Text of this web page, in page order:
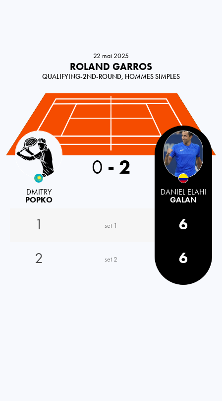
22 mai 2025
ROLAND GARROS
QUALIFYING-2ND-ROUND, HOMMES SIMPLES
Kazakhstan
DMITRY
POPKO
0 - 2
DANIEL ELAHI
GALAN
1 set 1
6
2
set 2 6